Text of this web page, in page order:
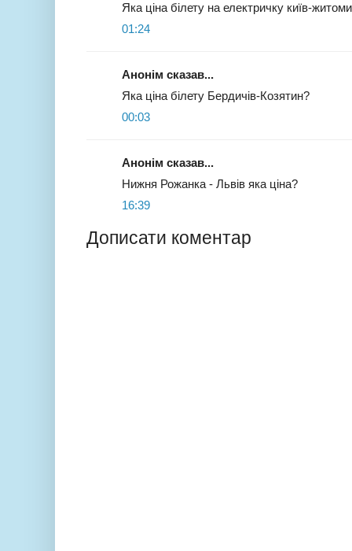
Яка ціна білету на електричку київ-
01:24
Анонім сказав...
Яка ціна білету Бердичів-Козятин?
00:03
Анонім сказав...
Нижня Рожанка - Львів яка ціна?
16:39
Дописати коментар